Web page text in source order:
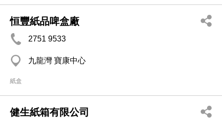
恒豐紙品啤盒廠
2751 9533
九龍灣 寶康中心
紙盒
健生紙箱有限公司